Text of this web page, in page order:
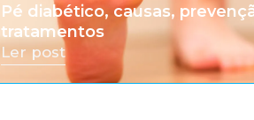
Pé diabético, causas,
tratamentos
Ler post